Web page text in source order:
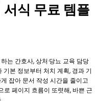
식 무료 템플
는 간호사, 상처·당뇨 교육 담당
본 정보부터 처치 계획, 경과 기
잡아 문서 작성 시간을 줄이고
페이지 흐름이 또렷해, 바쁜 근